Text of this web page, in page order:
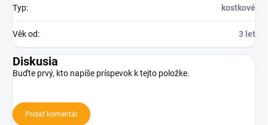
Typ: kostkové
Věk od: 3 let
Diskusia
Buďte prvý, kto napíše príspevok k tejto položke.
Pridať komentár